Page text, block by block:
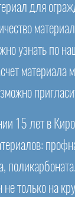
для
узнать по
материала
15 лет в
не только на